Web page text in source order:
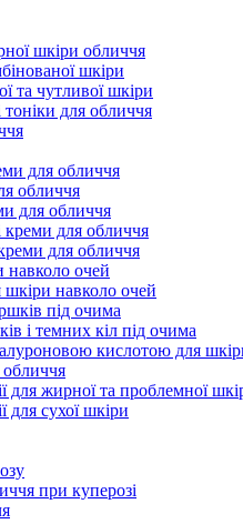
шкіри обличчя
шкіри
та чутливої шкіри
для обличчя
для обличчя
обличчя
для обличчя
креми для обличчя
для обличчя
навколо очей
навколо очей
під очима
і темних кіл під очима
кислотою для
обличчя
для жирної та проблемної
для сухої шкіри
при куперозі